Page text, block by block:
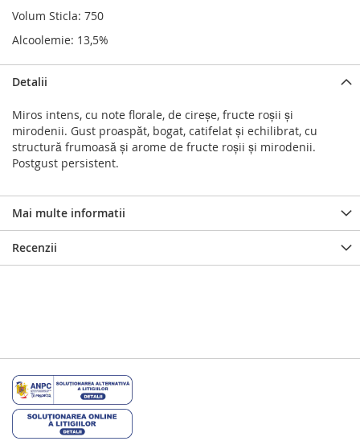
Volum Sticla: 750
Alcoolemie: 13,5%
Detalii
Miros intens, cu note florale, de cireșe, fructe roșii și
mirodenii. Gust proaspăt, bogat, catifelat și echilibrat, cu
structură frumoasă și arome de fructe roșii și mirodenii.
Postgust persistent.
Mai multe informatii
Recenzii